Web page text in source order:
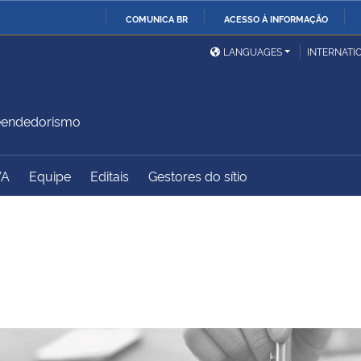
COMUNICA BR ACESSO À INFORMAÇÃO
Ministério da Defesa
Ministério das Relações
Exteriores
Ministério do
Controladoria-Geral da
LANGUAGES
Equipe Editais Gestores do sítio